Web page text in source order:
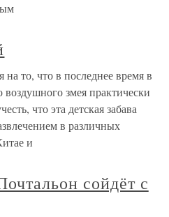
то, что в последнее время в
змея практически
что эта детская забава
в различных
и
сойдёт с